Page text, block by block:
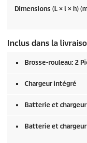
Dimensions (L × l × h)
Inclus dans la
Brosse-rouleau: 2
Chargeur intégré
Batterie et
Batterie et